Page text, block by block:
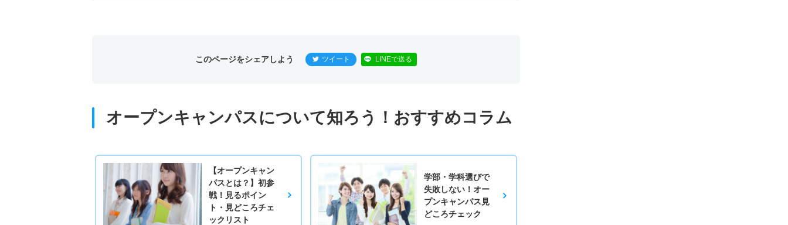
このページをシェアしよう ツイート LINEで送る
オープンキャンパスについて知ろう！おすすめコラム
【オープンキャン
パスとは？】初参
戦！見るポイン
ト・見どころチェ
ックリスト
学部・学科選びで
失敗しない！オー
プンキャンパス見
どころチェック